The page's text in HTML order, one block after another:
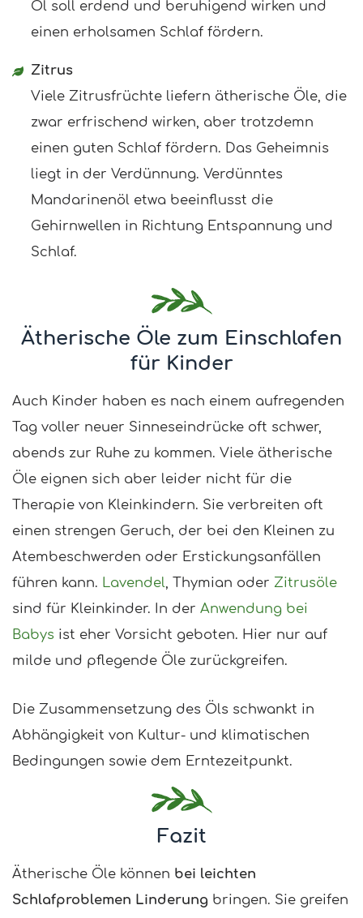
Öl soll erdend und beruhigend wirken und
einen erholsamen Schlaf fördern.
Zitrus
Viele Zitrusfrüchte liefern ätherische Öle, die
zwar erfrischend wirken, aber trotzdemn
einen guten Schlaf fördern. Das Geheimnis
liegt in der Verdünnung. Verdünntes
Mandarinenöl etwa beeinflusst die
Gehirnwellen in Richtung Entspannung und
Schlaf.
Ätherische Öle zum Einschlafen
für Kinder
Auch Kinder haben es nach einem aufregenden
Tag voller neuer Sinneseindrücke oft schwer,
abends zur Ruhe zu kommen. Viele ätherische
Öle eignen sich aber leider nicht für die
Therapie von Kleinkindern. Sie verbreiten oft
einen strengen Geruch, der bei den Kleinen zu
Atembeschwerden oder Erstickungsanfällen
führen kann. Lavendel, Thymian oder Zitrusöle
sind für Kleinkinder. In der Anwendung bei
Babys ist eher Vorsicht geboten. Hier nur auf
milde und pflegende Öle zurückgreifen.
Die Zusammensetzung des Öls schwankt in
Abhängigkeit von Kultur- und klimatischen
Bedingungen sowie dem Erntezeitpunkt.
Fazit
Ätherische Öle können bei leichten
Schlafproblemen Linderung bringen. Sie greifen